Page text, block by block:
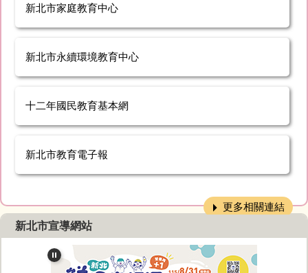
新北市家庭教育中心
新北市永續環境教育中心
十二年國民教育基本網
新北市教育電子報
更多相關連結
新北市宣導網站